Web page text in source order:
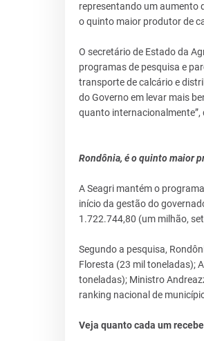
representando um aumento
o quinto maior produtor de
O secretário de Estado da
programas de pesquisa e
transporte de calcário e
do Governo em levar mais
quanto internacionalmente”,
Rondônia, é o quinto maior
A Seagri mantém o
início da gestão do
1.722.744,80 (um milhão,
Segundo a pesquisa,
Floresta (23 mil toneladas);
toneladas); Ministro
ranking nacional de
Veja quanto cada um